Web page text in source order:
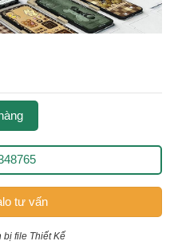
tư vấn
bị file Thiết Kế